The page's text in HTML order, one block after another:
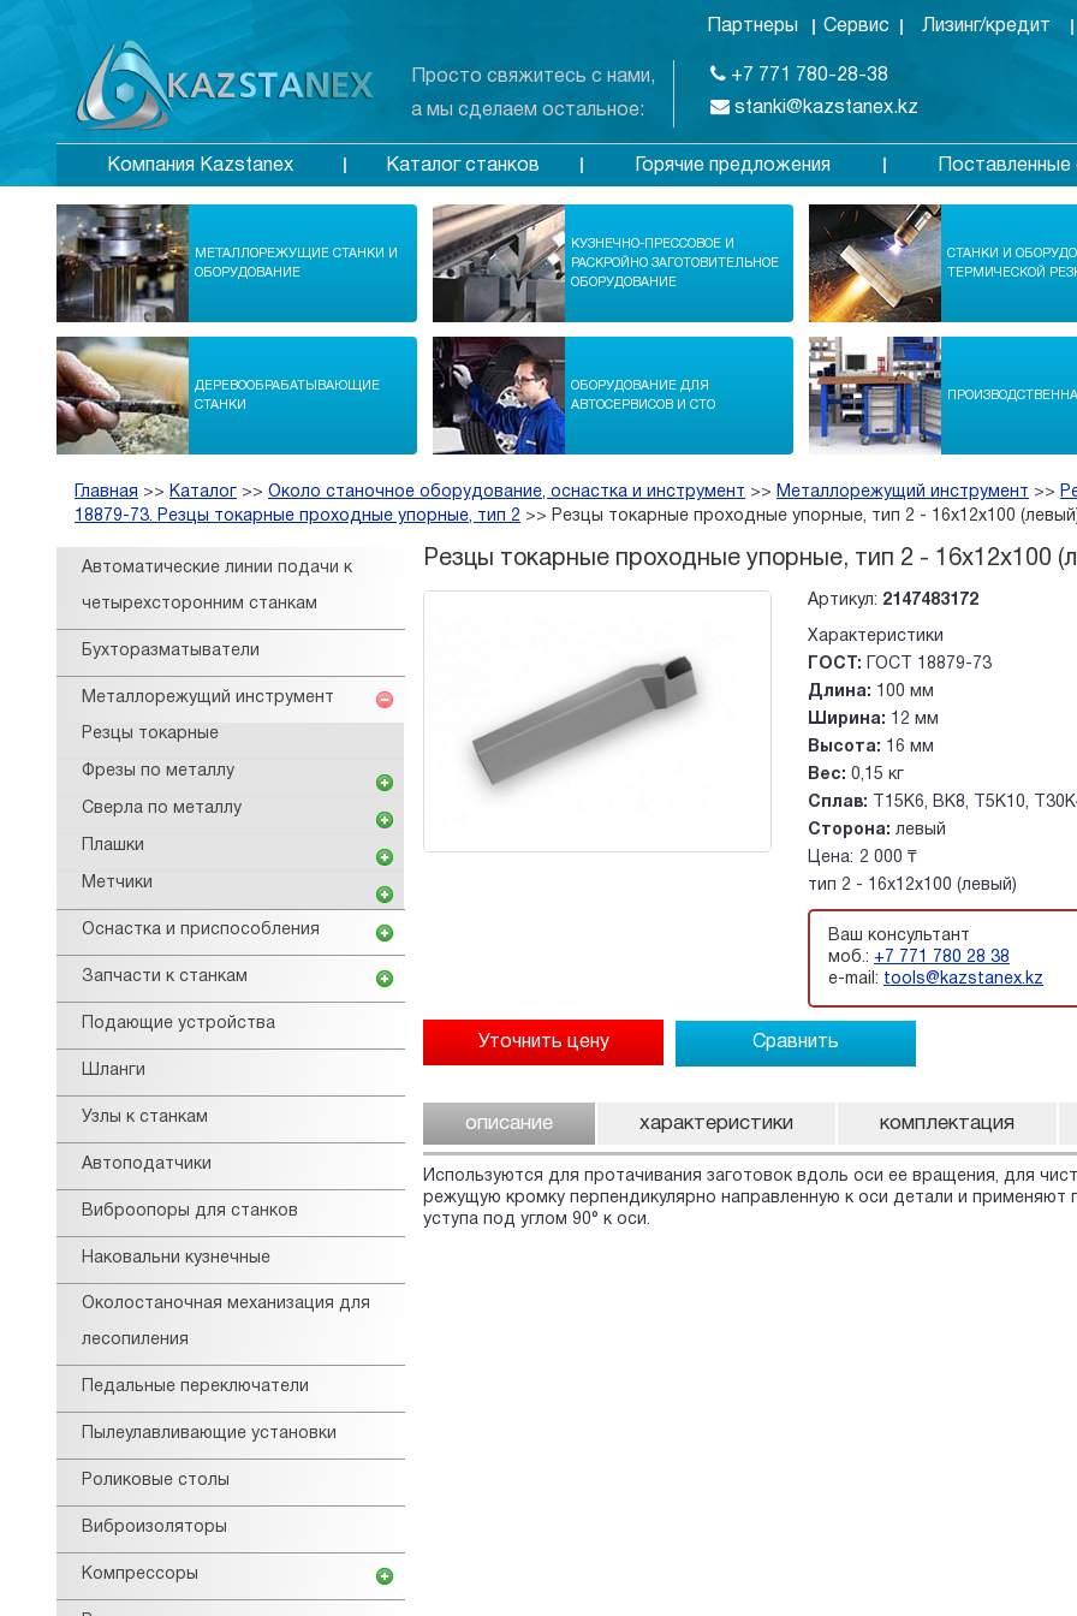
Просто свяжитесь с нами,
а мы сделаем остальное:
Партнеры Сервис Лизинг/кредит
+7 771 780-28-38
stanki@kazstanex.kz
Компания Kazstanex Каталог станков Горячие предложения Поставленные
МЕТАЛЛОРЕЖУЩИЕ СТАНКИ И
ОБОРУДОВАНИЕ
КУЗНЕЧНО-ПРЕССОВОЕ И
РАСКРОЙНО ЗАГОТОВИТЕЛЬНОЕ
ОБОРУДОВАНИЕ
СТАНКИ И
ТЕРМИЧЕСКОЙ
ДЕРЕВООБРАБАТЫВАЮЩИЕ
СТАНКИ
ОБОРУДОВАНИЕ ДЛЯ
АВТОСЕРВИСОВ И СТО
Главная >> Каталог >> Около станочное оборудование, оснастка и инструмент >> Металлорежущий инструмент >>
18879-73. Резцы токарные проходные упорные, тип 2 >> Резцы токарные проходные упорные, тип 2 - 16х12х100
Автоматические линии подачи к
четырехсторонним станкам
Бухторазматыватели
Металлорежущий инструмент
Резцы токарные
Фрезы по металлу
Сверла по металлу
Плашки
Метчики
Оснастка и приспособления
Запчасти к станкам
Подающие устройства
Шланги
Узлы к станкам
Автоподатчики
Виброопоры для станков
Наковальни кузнечные
Околостаночная механизация для
лесопиления
Педальные переключатели
Пылеулавливающие установки
Роликовые столы
Виброизоляторы
Компрессоры
Резцы токарные проходные упорные, тип 2 - 16х12х100
Артикул: 2147483172
Характеристики
ГОСТ:
ГОСТ 18879-73
Длина: 100 мм
Ширина: 12 мм
Высота: 16 мм
Вес: 0,15 кг
Сплав:
Т15К6, ВК8, Т5К10,
Сторона: левый
Цена: 2 000 ₸
тип 2 - 16х12х100 (левый)
Ваш консультант
моб.: +7 771 780 28 38
e-mail: tools@kazstanex.kz
Сравнить
описание характеристики комплектация
Используются для протачивания заготовок вдоль оси ее вращения, для
режущую кромку перпендикулярно направленную к оси детали и применяют
уступа под углом 90° к оси.